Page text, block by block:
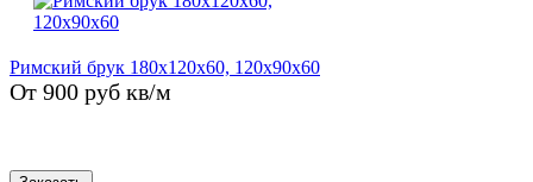
Римский брук 180x120x60, 120x90x60
От 900 руб кв/м